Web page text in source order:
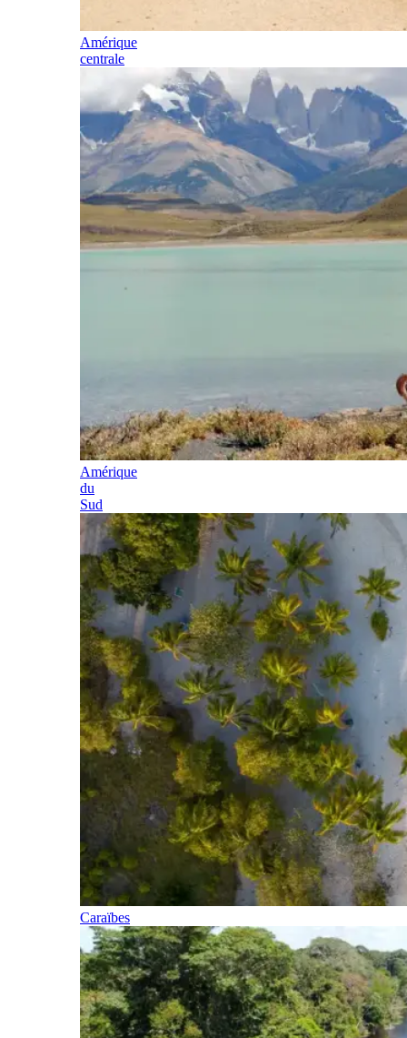
Amérique
centrale
Amérique
du
Sud
Caraïbes